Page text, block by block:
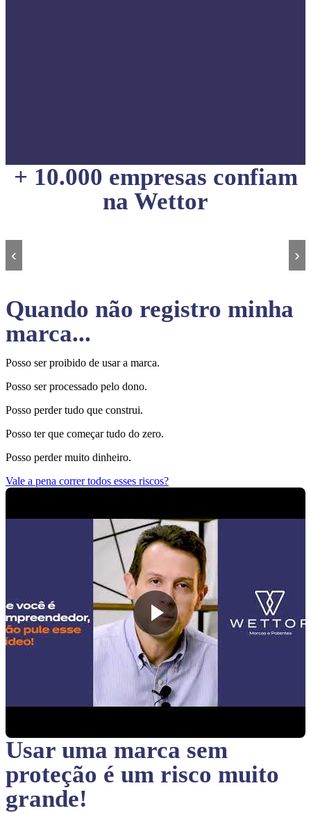
+ 10.000 empresas confiam
na Wettor
‹ ›
Quando não registro minha
marca...
Posso ser proibido de usar a marca.
Posso ser processado pelo dono.
Posso perder tudo que construi.
Posso ter que começar tudo do zero.
Posso perder muito dinheiro.
Vale a pena correr todos esses riscos?
Usar uma marca sem
proteção é um risco muito
grande!